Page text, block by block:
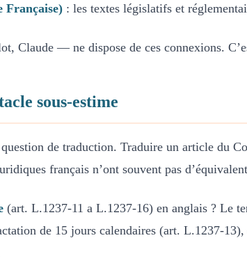
Française) : les textes législatifs et
— ne dispose de ces connexions.
sous-estime
de traduction. Traduire un article du
français n’ont souvent pas
(art. L.1237-11 a L.1237-16) en anglais ? Le
de 15 jours calendaires (art. L.1237-